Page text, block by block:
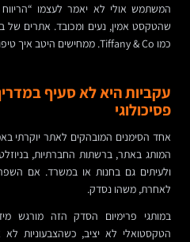
המשתמש אולי לא יאמר לעצמו “הריווח
שהטקסט אמין, נעים ומכובד. אתרים של
כמו Tiffany & Co. ממחישים היטב איך טיפוגרפיה הופכת לתשתית של אמון.
עקביות היא לא סעיף
פסיכולוגי
אחד הסימנים המובהקים לאתר יוקרתי
המותג באתר, ברשתות החברתיות,
ולעיתים גם בחנות או במשרד. אם
לאחרת, משהו נסדק.
במותגי פרימיום הסדק הזה מורגש
הטקסטואלי לא יציב, כשהצבעוניות